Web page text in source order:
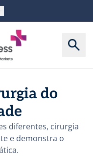
do
diferentes, cirurgia
e demonstra o